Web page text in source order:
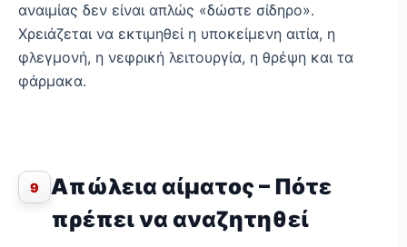
αναιμίας δεν είναι απλώς «δώστε σίδηρο».
Χρειάζεται να εκτιμηθεί η υποκείμενη αιτία, η
φλεγμονή, η νεφρική λειτουργία, η θρέψη και τα
φάρμακα.
9
Απώλεια αίματος – Πότε
πρέπει να αναζητηθεί